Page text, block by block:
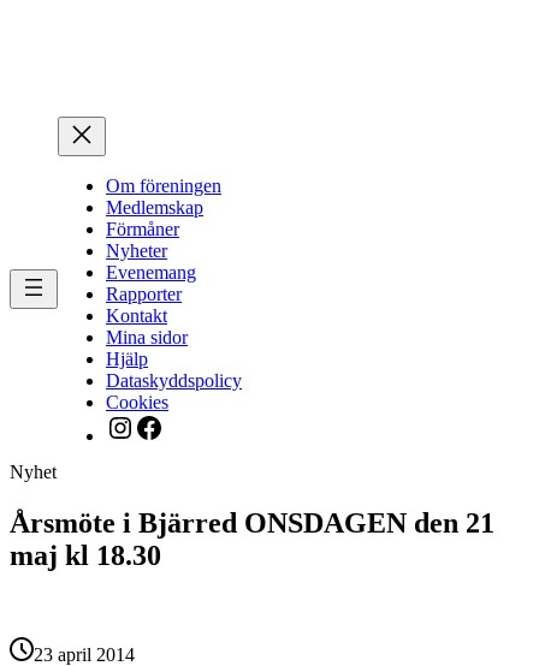
Om föreningen
Medlemskap
Förmåner
Nyheter
Evenemang
Rapporter
Kontakt
Mina sidor
Hjälp
Dataskyddspolicy
Cookies
Instagram
Facebook
Nyhet
Årsmöte i Bjärred ONSDAGEN den 21
maj kl 18.30
23 april 2014